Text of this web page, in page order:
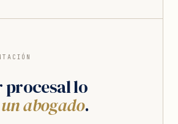
procesal lo
un abogado.